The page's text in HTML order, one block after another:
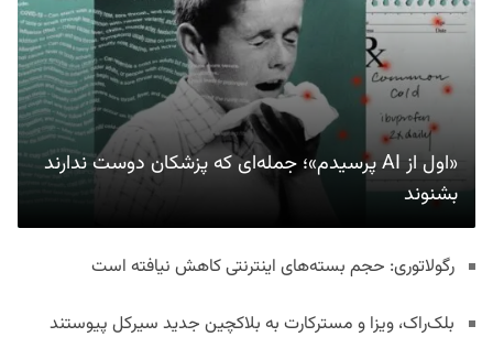
«اول از AI پرسیدم»؛ جمله‌ای که پزشکان دوست ندارند
بشنوند
رگولاتوری: حجم بسته‌های اینترنتی کاهش نیافته است
بلک‌راک، ویزا و مسترکارت به بلاکچین جدید سیرکل پیوستند